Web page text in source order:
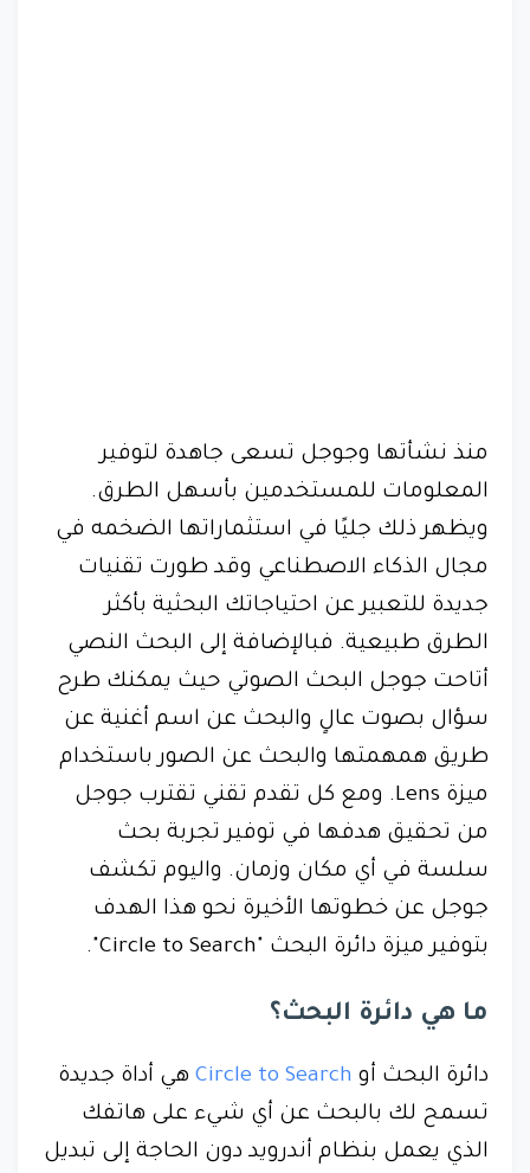
منذ نشأتها وجوجل تسعى جاهدة لتوفير
المعلومات للمستخدمين بأسهل الطرق.
ويظهر ذلك جليًا في استثماراتها الضخمه في
مجال الذكاء الاصطناعي وقد طورت تقنيات
جديدة للتعبير عن احتياجاتك البحثية بأكثر
الطرق طبيعية. فبالإضافة إلى البحث النصي
أتاحت جوجل البحث الصوتي حيث يمكنك طرح
سؤال بصوت عالٍ والبحث عن اسم أغنية عن
طريق همهمتها والبحث عن الصور باستخدام
ميزة Lens. ومع كل تقدم تقني تقترب جوجل
من تحقيق هدفها في توفير تجربة بحث
سلسة في أي مكان وزمان. واليوم تكشف
جوجل عن خطوتها الأخيرة نحو هذا الهدف
بتوفير ميزة دائرة البحث "Circle to Search".
ما هي دائرة البحث؟
دائرة البحث أو Circle to Search هي أداة جديدة
تسمح لك بالبحث عن أي شيء على هاتفك
الذي يعمل بنظام أندرويد دون الحاجة إلى تبديل